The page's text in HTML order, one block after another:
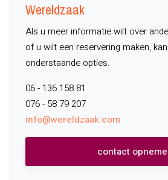
Wereldzaak
Als u meer informatie wilt over
of u wilt een reservering maken,
onderstaande opties.
06 - 136 158 81
076 - 58 79 207
info@wereldzaak.com
contact